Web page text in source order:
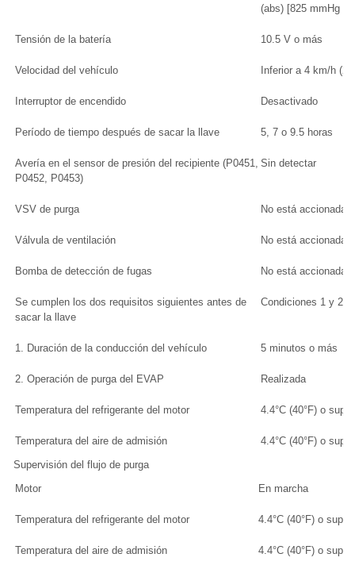
(abs) [825 mmHg
Tensión de la batería 10.5 V o más
Velocidad del vehículo Inferior a 4 km/h
Interruptor de encendido Desactivado
Período de tiempo después de sacar la llave 5, 7 o 9.5 horas
Avería en el sensor de presión del recipiente (P0451,
P0452, P0453)
Sin detectar
VSV de purga No está accionada
Válvula de ventilación No está accionada
Bomba de detección de fugas No está accionada
Se cumplen los dos requisitos siguientes antes de
sacar la llave
Condiciones 1 y 2
1. Duración de la conducción del vehículo 5 minutos o más
2. Operación de purga del EVAP Realizada
Temperatura del refrigerante del motor 4.4°C (40°F) o
Temperatura del aire de admisión
4.4°C (40°F) o
Supervisión del flujo de purga
Motor
En marcha
Temperatura del refrigerante del motor 4.4°C (40°F) o
Temperatura del aire de admisión 4.4°C (40°F) o